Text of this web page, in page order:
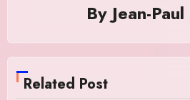
ByJean-
Related Post